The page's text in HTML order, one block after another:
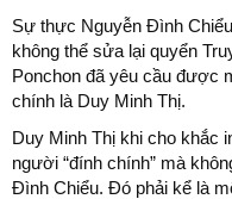
Sự thực Nguyễn Đình
không thể sửa lại quyển
Ponchon đã yêu cầu được
chính là Duy Minh Thị.
Duy Minh Thị khi cho khắc
người “đính chính” mà
Đình Chiểu. Đó phải kể là